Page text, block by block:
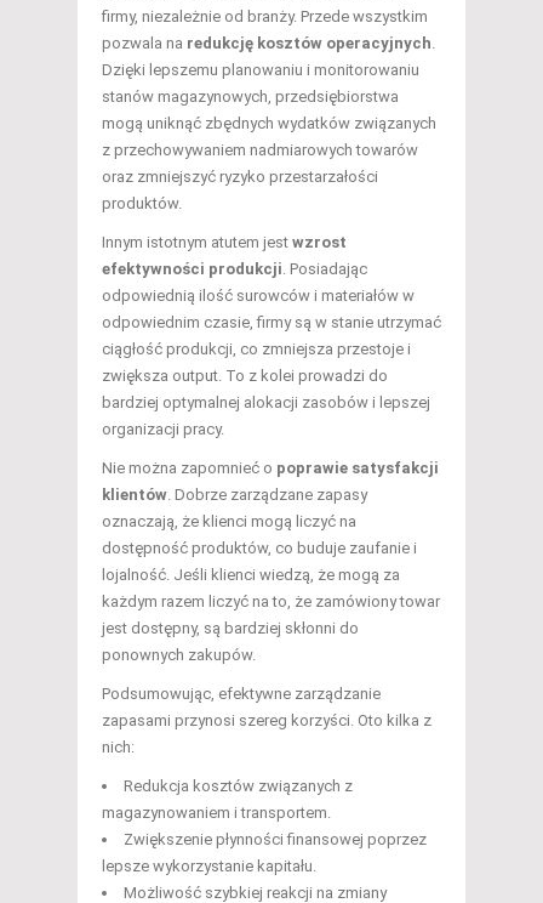
firmy, niezależnie od branży. Przede wszystkim
pozwala na redukcję kosztów operacyjnych
Dzięki lepszemu planowaniu i monitorowaniu
stanów magazynowych, przedsiębiorstwa
mogą uniknąć zbędnych wydatków związanych
z przechowywaniem nadmiarowych towarów
oraz zmniejszyć ryzyko przestarzałości
produktów.
Innym istotnym atutem jest wzrost
efektywności produkcji . Posiadając
odpowiednią ilość surowców i materiałów w
odpowiednim czasie, firmy są w stanie utrzymać
ciągłość produkcji, co zmniejsza przestoje i
zwiększa output. To z kolei prowadzi do
bardziej optymalnej alokacji zasobów i lepszej
organizacji pracy.
Nie można zapomnieć o poprawie satysfakcji
klientów . Dobrze zarządzane zapasy
oznaczają, że klienci mogą liczyć na
dostępność produktów, co buduje zaufanie i
lojalność. Jeśli klienci wiedzą, że mogą za
każdym razem liczyć na to, że zamówiony towar
jest dostępny, są bardziej skłonni do
ponownych zakupów.
Podsumowując, efektywne zarządzanie
zapasami przynosi szereg korzyści. Oto kilka z
nich:
Redukcja kosztów związanych z
magazynowaniem i transportem.
Zwiększenie płynności finansowej poprzez
lepsze wykorzystanie kapitału.
Możliwość szybkiej reakcji na zmiany